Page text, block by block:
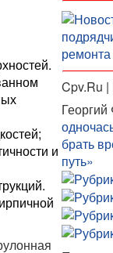
и
ремонта
Cpv.Ru |
брать
путь»